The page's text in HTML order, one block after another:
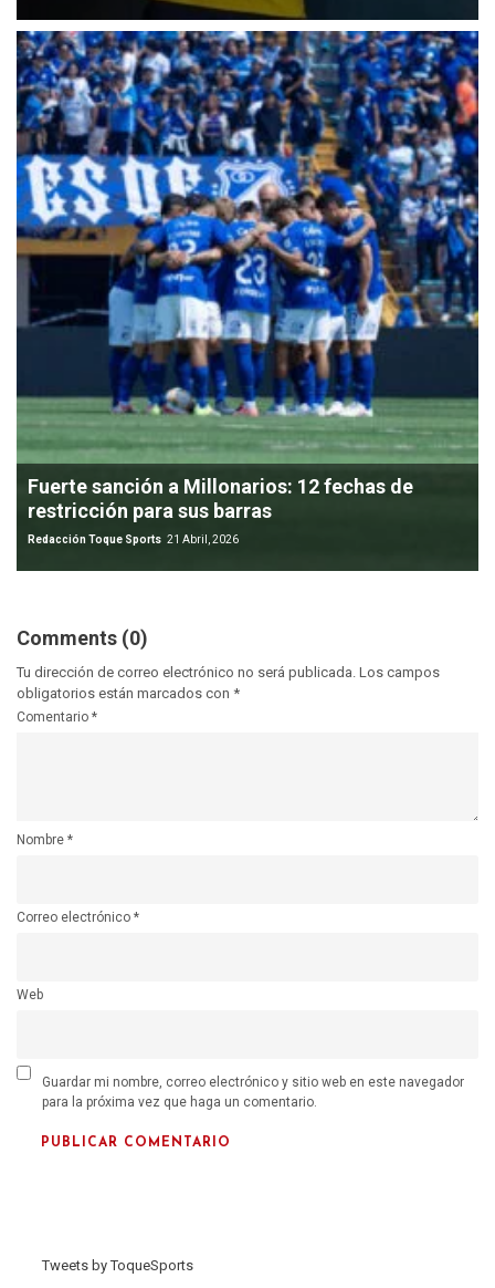
Fuerte sanción a Millonarios: 12 fechas de
restricción para sus barras
Redacción Toque Sports 21 Abril, 2026
Comments (0)
Tu dirección de correo electrónico no será publicada. Los campos
obligatorios están marcados con *
Comentario *
Nombre *
Correo electrónico *
Web
Guardar mi nombre, correo electrónico y sitio web en este navegador
para la próxima vez que haga un comentario.
Tweets by ToqueSports